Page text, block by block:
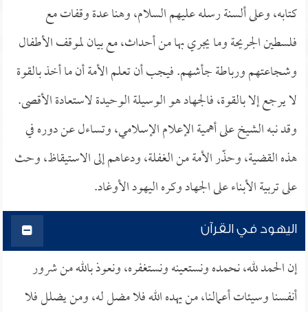
كتابه، وعلى ألسنة رسله عليهم السلام، وهنا عدة وقفات مع
فلسطين الجريحة وما يجري بها من أحداث، مع بيان لموقف الأطفال
وشجاعتهم ورباطة جأشهم. فيجب أن تعلم الأمة أن ما أخذ بالقوة
لا يرجع إلا بالقوة، فالجهاد هو الوسيلة الوحيدة لاستعادة الأقصى.
وقد نبه الشيخ على أهمية الإعلام الإسلامي، وتساءل عن دوره في
هذه القضية، وحذّر الأمة من الغفلة، ودعاهم إلى الاستيقاظ، وحث
على تربية الأبناء على الجهاد وكره اليهود الأوغاد.
اليهود في القرآن
إن الحمد لله، نحمده ونستعينه ونستغفره، ونعوذ بالله من شرور
أنفسنا وسيئات أعمالنا، من يهده الله فلا مضل له، ومن يضلل فلا